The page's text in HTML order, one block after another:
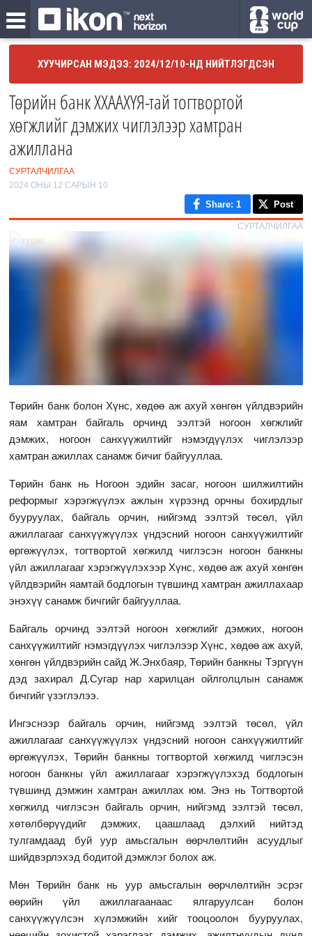
ХУУЧИРСАН МЭДЭЭ: 2024/12/10-НД НИЙТЛЭГДСЭН
Төрийн банк ХХААХҮЯ-тай тогтвортой
хөгжлийг дэмжих чиглэлээр хамтран
ажиллана
СУРТАЛЧИЛГАА
2024 ОНЫ 12 САРЫН 10
Share: 1 Post
СУРТАЛЧИЛГАА
Төрийн банк болон Хүнс, хөдөө аж ахуй хөнгөн үйлдвэрийн
яам хамтран байгаль орчинд ээлтэй ногоон хөгжлийг
дэмжих, ногоон санхүүжилтийг нэмэгдүүлэх чиглэлээр
хамтран ажиллах санамж бичиг байгууллаа.
Төрийн банк нь Ногоон эдийн засаг, ногоон шилжилтийн
реформыг хэрэгжүүлэх ажлын хүрээнд орчны бохирдлыг
бууруулах, байгаль орчин, нийгэмд ээлтэй төсөл, үйл
ажиллагааг санхүүжүүлэх үндэсний ногоон санхүүжилтийг
өргөжүүлэх, тогтвортой хөгжилд чиглэсэн ногоон банкны
үйл ажиллагааг хэрэгжүүлэхээр Хүнс, хөдөө аж ахуй хөнгөн
үйлдвэрийн яамтай бодлогын түвшинд хамтран ажиллахаар
энэхүү санамж бичгийг байгууллаа.
Байгаль орчинд ээлтэй ногоон хөгжлийг дэмжих, ногоон
санхүүжилтийг нэмэгдүүлэх чиглэлээр Хүнс, хөдөө аж ахуй,
хөнгөн үйлдвэрийн сайд Ж.Энхбаяр, Төрийн банкны Тэргүүн
дэд захирал Д.Сугар нар харилцан ойлголцлын санамж
бичгийг үзэглэлээ.
Ингэснээр байгаль орчин, нийгэмд ээлтэй төсөл, үйл
ажиллагааг санхүүжүүлэх үндэсний ногоон санхүүжилтийг
өргөжүүлэх, Төрийн банкны тогтвортой хөгжилд чиглэсэн
ногоон банкны үйл ажиллагааг хэрэгжүүлэхэд бодлогын
түвшинд дэмжин хамтран ажиллах юм. Энэ нь Тогтвортой
хөгжилд чиглэсэн байгаль орчин, нийгэмд ээлтэй төсөл,
хөтөлбөрүүдийг дэмжих, цаашлаад дэлхий нийтэд
тулгамдаад буй уур амьсгалын өөрчлөлтийн асуудлыг
шийдвэрлэхэд бодитой дэмжлэг болох аж.
Мөн Төрийн банк нь уур амьсгалын өөрчлөлтийн эсрэг
өөрийн үйл ажиллагаанаас ялгаруулсан болон
санхүүжүүлсэн хүлэмжийн хийг тооцоолон бууруулах,